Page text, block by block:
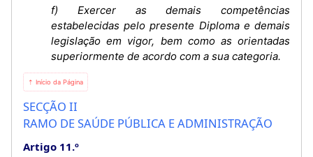
f) Exercer as demais competências
estabelecidas pelo presente Diploma e demais
legislação em vigor, bem como as orientadas
superiormente de acordo com a sua categoria.
⇡ Início da Página
SECÇÃO II
RAMO DE SAÚDE PÚBLICA E ADMINISTRAÇÃO
Artigo 11.º